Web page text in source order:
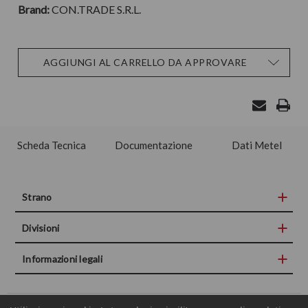
Brand:CON.TRADE S.R.L.
attuale:AGGIUNGI AL CARRELLO DA APPROVARE
Scheda Tecnica Documentazione Dati Metel
Strano
Divisioni
Informazioni legali